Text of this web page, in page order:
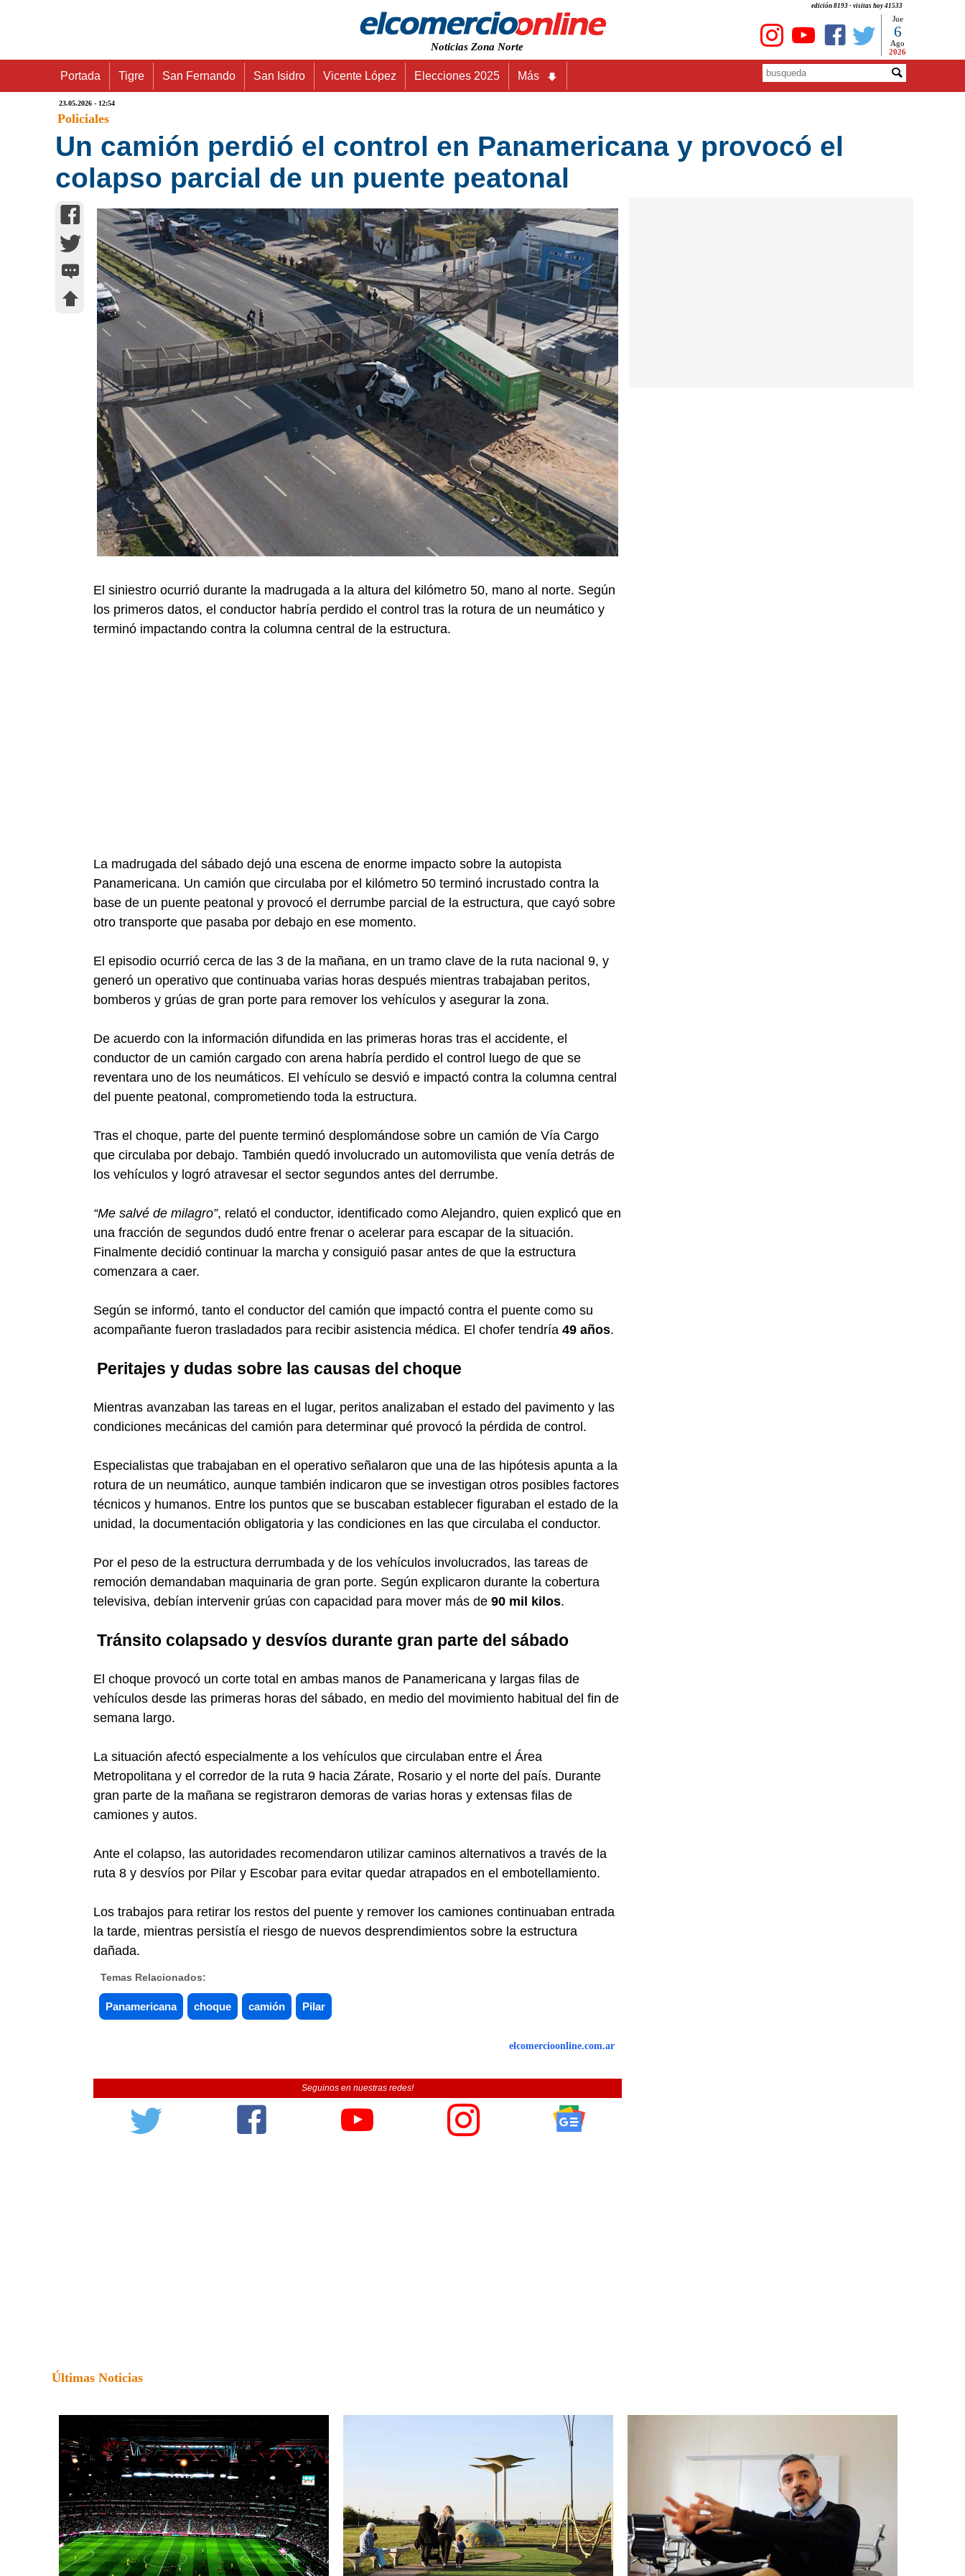
edición 8193 - visitas hoy 41533
Noticias Zona Norte
Jue
6
Ago
2026
Portada Tigre San Fernando San Isidro Vicente López Elecciones 2025 Más
23.05.2026 - 12:54
Policiales
Un camión perdió el control en Panamericana y provocó el
colapso parcial de un puente peatonal
El siniestro ocurrió durante la madrugada a la altura del kilómetro 50, mano al norte. Según
los primeros datos, el conductor habría perdido el control tras la rotura de un neumático y
terminó impactando contra la columna central de la estructura.
La madrugada del sábado dejó una escena de enorme impacto sobre la autopista
Panamericana. Un camión que circulaba por el kilómetro 50 terminó incrustado contra la
base de un puente peatonal y provocó el derrumbe parcial de la estructura, que cayó sobre
otro transporte que pasaba por debajo en ese momento.
El episodio ocurrió cerca de las 3 de la mañana, en un tramo clave de la ruta nacional 9, y
generó un operativo que continuaba varias horas después mientras trabajaban peritos,
bomberos y grúas de gran porte para remover los vehículos y asegurar la zona.
De acuerdo con la información difundida en las primeras horas tras el accidente, el
conductor de un camión cargado con arena habría perdido el control luego de que se
reventara uno de los neumáticos. El vehículo se desvió e impactó contra la columna central
del puente peatonal, comprometiendo toda la estructura.
Tras el choque, parte del puente terminó desplomándose sobre un camión de Vía Cargo
que circulaba por debajo. También quedó involucrado un automovilista que venía detrás de
los vehículos y logró atravesar el sector segundos antes del derrumbe.
“Me salvé de milagro”, relató el conductor, identificado como Alejandro, quien explicó que en
una fracción de segundos dudó entre frenar o acelerar para escapar de la situación.
Finalmente decidió continuar la marcha y consiguió pasar antes de que la estructura
comenzara a caer.
Según se informó, tanto el conductor del camión que impactó contra el puente como su
acompañante fueron trasladados para recibir asistencia médica. El chofer tendría 49 años.
Peritajes y dudas sobre las causas del choque
Mientras avanzaban las tareas en el lugar, peritos analizaban el estado del pavimento y las
condiciones mecánicas del camión para determinar qué provocó la pérdida de control.
Especialistas que trabajaban en el operativo señalaron que una de las hipótesis apunta a la
rotura de un neumático, aunque también indicaron que se investigan otros posibles factores
técnicos y humanos. Entre los puntos que se buscaban establecer figuraban el estado de la
unidad, la documentación obligatoria y las condiciones en las que circulaba el conductor.
Por el peso de la estructura derrumbada y de los vehículos involucrados, las tareas de
remoción demandaban maquinaria de gran porte. Según explicaron durante la cobertura
televisiva, debían intervenir grúas con capacidad para mover más de 90 mil kilos.
Tránsito colapsado y desvíos durante gran parte del sábado
El choque provocó un corte total en ambas manos de Panamericana y largas filas de
vehículos desde las primeras horas del sábado, en medio del movimiento habitual del fin de
semana largo.
La situación afectó especialmente a los vehículos que circulaban entre el Área
Metropolitana y el corredor de la ruta 9 hacia Zárate, Rosario y el norte del país. Durante
gran parte de la mañana se registraron demoras de varias horas y extensas filas de
camiones y autos.
Ante el colapso, las autoridades recomendaron utilizar caminos alternativos a través de la
ruta 8 y desvíos por Pilar y Escobar para evitar quedar atrapados en el embotellamiento.
Los trabajos para retirar los restos del puente y remover los camiones continuaban entrada
la tarde, mientras persistía el riesgo de nuevos desprendimientos sobre la estructura
dañada.
Temas Relacionados:
Panamericana choque camión Pilar
elcomercioonline.com.ar
Seguinos en nuestras redes!
Últimas Noticias